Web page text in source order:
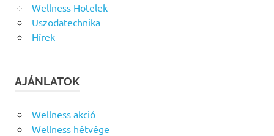
Wellness Hotelek
Uszodatechnika
Hírek
AJÁNLATOK
Wellness akció
Wellness hétvége